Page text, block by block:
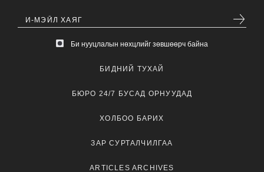
Би нууцлалын нөхцлийг зөвшөөрч байна
БИДНИЙ ТУХАЙ
БЮРО 24/7 БУСАД ОРНУУДАД
ХОЛБОО БАРИХ
ЗАР СУРТАЛЧИЛГАА
ARTICLES ARCHIVES